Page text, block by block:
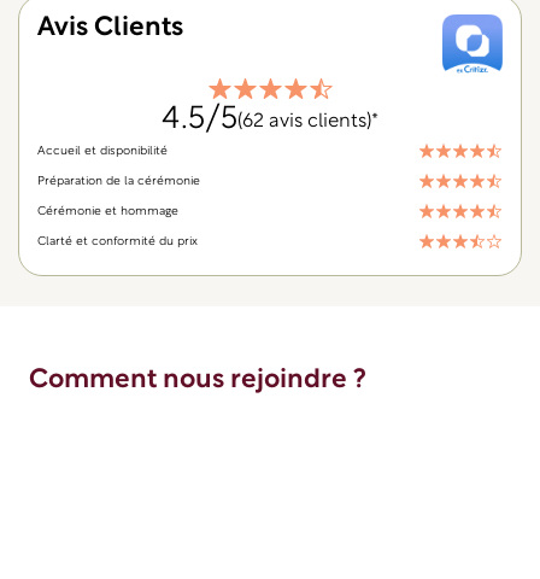
Avis Clients
4.5/5(62 avis clients)*
Accueil et disponibilité
Préparation de la cérémonie
Cérémonie et hommage
Clarté et conformité du prix
Comment nous rejoindre ?